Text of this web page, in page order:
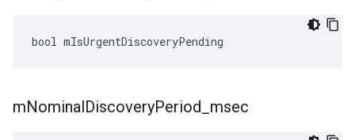
bool mIsUrgentDiscoveryPending
mNominalDiscoveryPeriod msec